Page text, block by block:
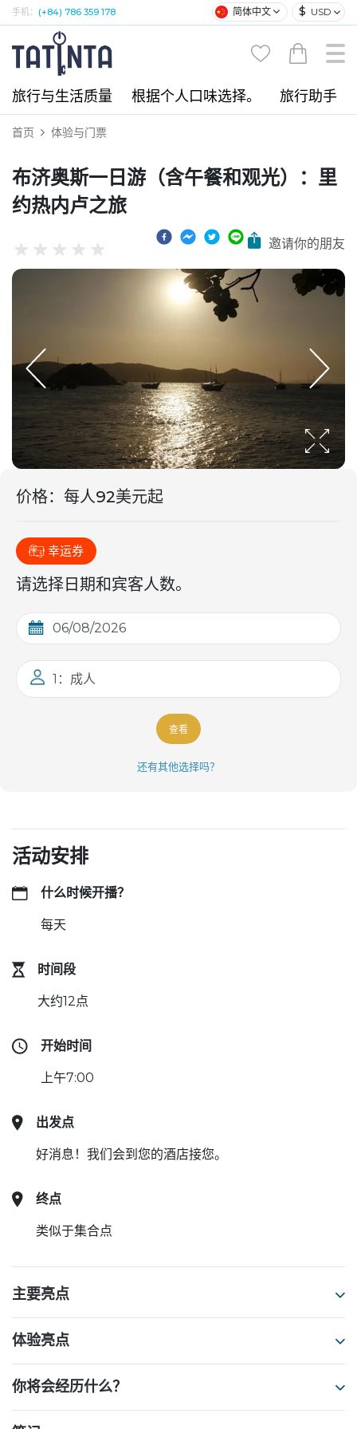
手机： (+84) 786 359 178 简体中文 $ USD
旅行与生活质量 根据个人口味选择。 旅行助手
首页 体验与门票
布济奥斯一日游（含午餐和观光）：里
约热内卢之旅
邀请你的朋友
价格： 每人92美元起
幸运券
请选择日期和宾客人数。
1：成人
查看
还有其他选择吗？
活动安排
什么时候开播？
每天
时间段
大约12点
开始时间
上午7:00
出发点
好消息！我们会到您的酒店接您。
终点
类似于集合点
主要亮点
体验亮点
你将会经历什么？